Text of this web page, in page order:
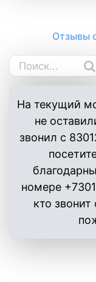
Отзывы
На текущий
не
звонил с
номере
кто